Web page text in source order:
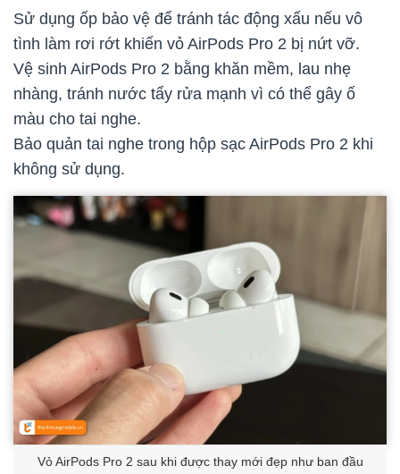
Sử dụng ốp bảo vệ để tránh tác động xấu nếu vô
tình làm rơi rớt khiến vỏ AirPods Pro 2 bị nứt vỡ.
Vệ sinh AirPods Pro 2 bằng khăn mềm, lau nhẹ
nhàng, tránh nước tẩy rửa mạnh vì có thể gây ố
màu cho tai nghe.
Bảo quản tai nghe trong hộp sạc AirPods Pro 2 khi
không sử dụng.
Vỏ AirPods Pro 2 sau khi được thay mới đẹp như ban đầu